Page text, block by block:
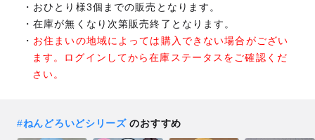
おひとり様3個までの販売となります。
在庫が無くなり次第販売終了となります。
お住まいの地域によっては購入できない場合がござい
ます。ログインしてから在庫ステータスをご確認くだ
さい。
#ねんどろいどシリーズのおすすめ